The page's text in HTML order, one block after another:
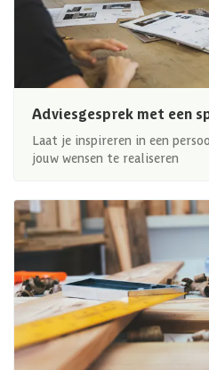
Adviesgesprek met een
Laat je inspireren in een
jouw wensen te realiseren